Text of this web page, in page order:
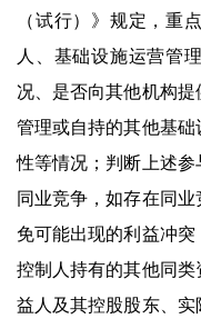
（试行）》规定，重
人、基础设施运营管
况、是否向其他机构
管理或自持的其他基
性等情况；判断上述
同业竞争，如存在同
免可能出现的利益冲
控制人持有的其他同
益人及其控股股东、